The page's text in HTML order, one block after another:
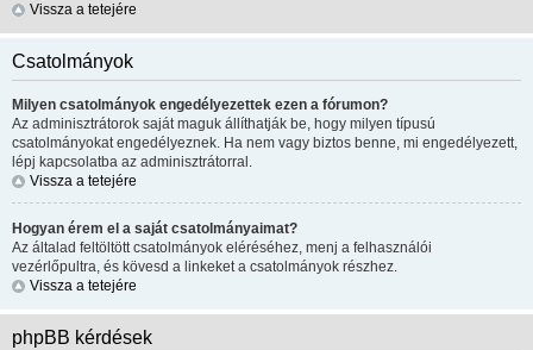
Vissza a tetejére
Csatolmányok
Milyen csatolmányok engedélyezettek ezen a fórumon?
Az adminisztrátorok saját maguk állíthatják be, hogy milyen típusú
csatolmányokat engedélyeznek. Ha nem vagy biztos benne, mi engedélyezett,
lépj kapcsolatba az adminisztrátorral.
Vissza a tetejére
Hogyan érem el a saját csatolmányaimat?
Az általad feltöltött csatolmányok eléréséhez, menj a felhasználói
vezérlőpultra, és kövesd a linkeket a csatolmányok részhez.
Vissza a tetejére
phpBB kérdések